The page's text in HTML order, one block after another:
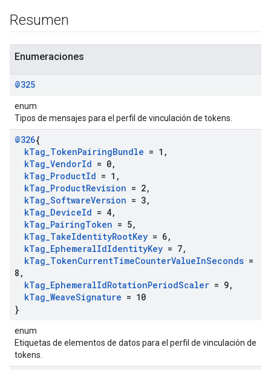
Resumen
Enumeraciones
@325
enum
Tipos de mensajes para el perfil de vinculación de tokens.
@326{
kTag_TokenPairingBundle = 1 ,
kTag_VendorId = 0,
kTag_ProductId = 1 ,
kTag_ProductRevision = 2,
kTag_SoftwareVersion = 3,
kTag_DeviceId = 4,
kTag_PairingToken = 5,
kTag_TakeIdentityRootKey = 6,
kTag_EphemeralIdIdentityKey = 7,
kTag_TokenCurrentTimeCounterValueInSeconds =
8 ,
kTag_EphemeralIdRotationPeriodScaler = 9,
kTag_WeaveSignature = 10
}
enum
Etiquetas de elementos de datos para el perfil de vinculación de
tokens.